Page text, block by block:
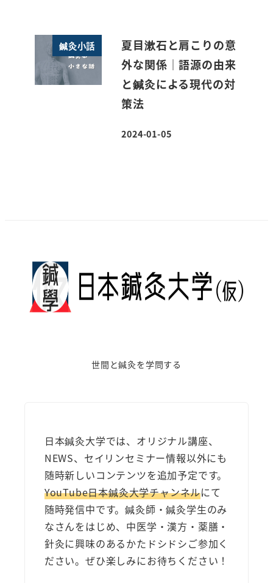
鍼灸小話
夏目漱石と肩こりの意
外な関係｜語源の由来
と鍼灸による現代の対
策法
投稿日
2024-01-05
世間と鍼灸を学問する
日本鍼灸大学では、オリジナル講座、
NEWS、セイリンセミナー情報以外にも
随時新しいコンテンツを追加予定です。
YouTube日本鍼灸大学チャンネルにて
随時発信中です。鍼灸師・鍼灸学生のみ
なさんをはじめ、中医学・漢方・薬膳・
針灸に興味のあるかたドシドシご参加く
ださい。ぜひ楽しみにお待ちください！